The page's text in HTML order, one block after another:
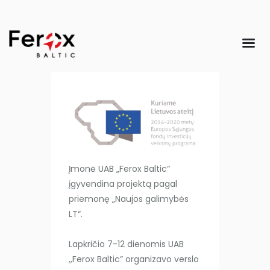
Įmonė UAB „Ferox Baltic“
įgyvendina projektą pagal
priemonę „Naujos galimybės
LT“.
Lapkričio 7-12 dienomis UAB
,,Ferox Baltic” organizavo verslo